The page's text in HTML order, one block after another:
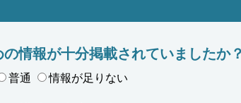
情報が十分掲載されていましたか？
普通 情報が足りない